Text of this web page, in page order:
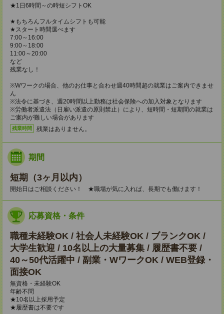
★1日6時間～の時短シフトOK
★もちろんフルタイムシフトも可能
★スタート時間選べます
7:00～16:00
9:00～18:00
11:00～20:00
など
残業なし！
※Wワークの場合、他のお仕事と合わせ週40時間超の就業はご案内できませ
ん
※法令に基づき、週20時間以上勤務は社会保険への加入対象となります
※労働者派遣法（日雇い派遣の原則禁止）により、短時間・短期間の就業は
ご案内が難しい場合があります
残業時間 残業はありません。
期間
短期（3ヶ月以内）
開始日はご相談ください！ ★職場が気に入れば、長期でも働けます！
応募資格・条件
職種未経験OK / 社会人未経験OK / ブランクOK /
大学生歓迎 / 10名以上の大量募集 / 履歴書不要 /
40～50代活躍中 / 副業・WワークOK / WEB登録・
面接OK
無資格・未経験OK
年齢不問
★10名以上採用予定
★履歴書は不要です